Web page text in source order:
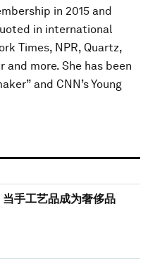
in 2015 and
in international
Times, NPR, Quartz,
and more. She has been
and CNN’s Young
当手工艺品成为奢侈品